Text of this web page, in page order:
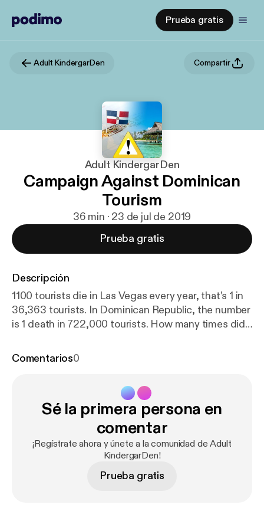
Prueba gratis
Adult KindergarDen Compartir
Adult KindergarDen
Campaign Against Dominican
Tourism
36 min · 23 de jul de 2019
Prueba gratis
Descripción
1100 tourists die in Las Vegas every year, that’s 1 in
36,363 tourists. In Dominican Republic, the number
is 1 death in 722,000 tourists. How many times did
Nicole as they break this down as lightly as possible.
https://anchor.fm/app]Support this podcast:
s://anchor.fm/adult-kindergarden/support [https://a
nchor.fm/adult-kindergarden/support
Comentarios0
Sé la primera persona en
comentar
¡Regístrate ahora y únete a la comunidad de Adult
KindergarDen!
Prueba gratis